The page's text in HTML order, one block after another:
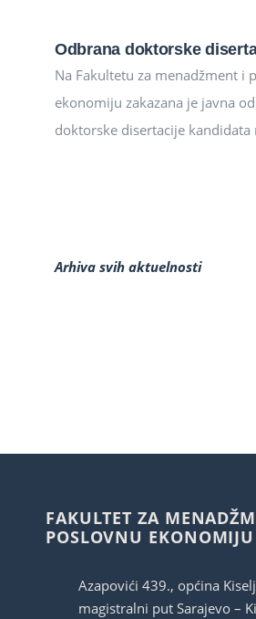
Odbrana doktorske
Na Fakultetu za menadžment i
ekonomiju zakazana je javna
doktorske disertacije kandidata
Arhiva svih aktuelnosti
FAKULTET ZA
POSLOVNU EKONOMIJU
Azapovići 439., općina
magistralni put Sarajevo –